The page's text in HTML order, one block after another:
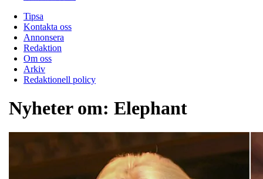
Tipsa
Kontakta oss
Annonsera
Redaktion
Om oss
Arkiv
Redaktionell policy
Nyheter om: Elephant